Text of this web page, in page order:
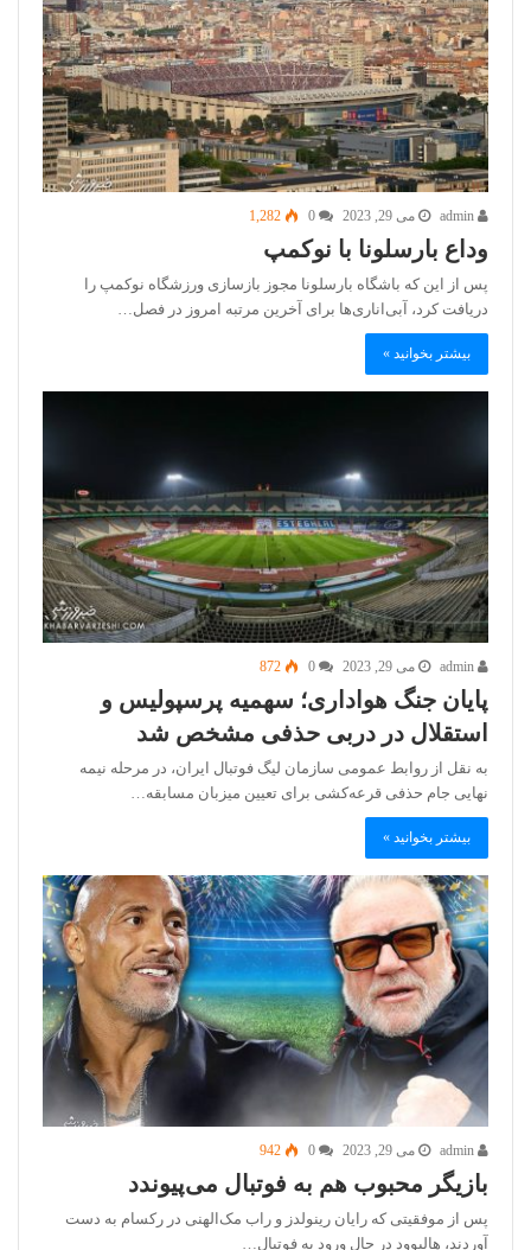
می 29, 2023 1,282
وداع بارسلونا با نوکمپ
پس از این که باشگاه بارسلونا مجوز بازسازی ورزشگاه نوکمپ را
دریافت کرد، آبی‌اناری‌ها برای آخرین مرتبه امروز در فصل…
بیشتر بخوانید »
می 29, 2023 872
پایان جنگ هواداری؛ سهمیه پرسپولیس و
استقلال در دربی حذفی مشخص شد
به نقل از ‌روابط عمومی سازمان لیگ فوتبال ایران، در مرحله نیمه
نهایی جام حذفی قرعه‌کشی برای تعیین میزبان مسابقه…
بیشتر بخوانید »
می 29, 2023 942
بازیگر محبوب هم به فوتبال می‌پیوندد
پس از موفقیتی که رایان رینولدز و راب مک‌الهنی در رکسام به دست
آوردند، هالیوود در حال ورود به فوتبال…